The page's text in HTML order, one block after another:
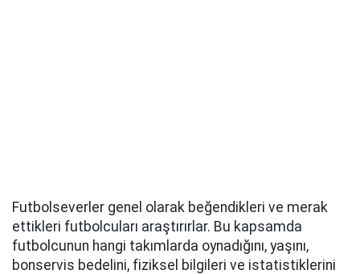
Futbolseverler genel olarak beğendikleri ve merak
ettikleri futbolcuları araştırırlar. Bu kapsamda
futbolcunun hangi takımlarda oynadığını, yaşını,
bonservis bedelini, fiziksel bilgileri ve istatistiklerini